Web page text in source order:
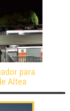
para
Altea